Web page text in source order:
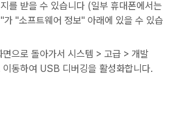
를 받을 수 있습니다 (일부 휴대폰에서는
가 "소프트웨어 정보" 아래에 있을 수 있습
면으로 돌아가서 시스템 > 고급 > 개발
이동하여 USB 디버깅을 활성화합니다.